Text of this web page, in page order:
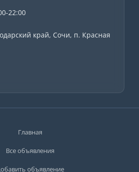
22:00
край, Сочи, п. Красная
Главная
Все объявления
объявление